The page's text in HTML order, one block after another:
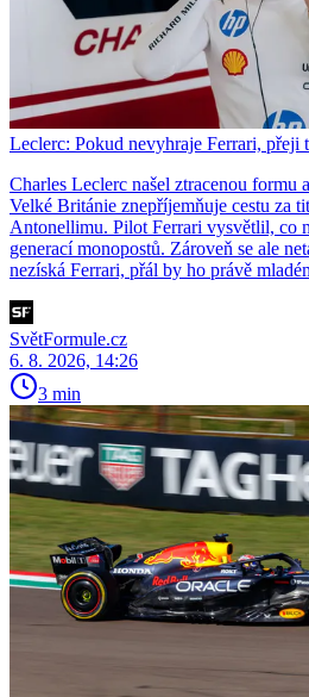
Leclerc: Pokud nevyhraje Ferrari, přeji
Charles Leclerc našel ztracenou formu
Velké Británie znepříjemňuje cestu za
Antonellimu. Pilot Ferrari vysvětlil, co
generací monopostů. Zároveň se ale
nezíská Ferrari, přál by ho právě
SvětFormule.cz
6. 8. 2026, 14:26
3 min